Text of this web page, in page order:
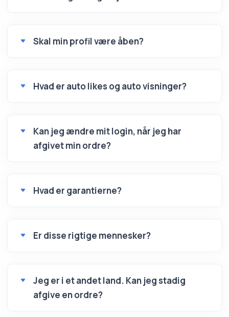
Skal min profil være åben?
Hvad er auto likes og auto visninger?
Kan jeg ændre mit login, når jeg har
afgivet min ordre?
Hvad er garantierne?
Er disse rigtige mennesker?
Jeg er i et andet land. Kan jeg stadig
afgive en ordre?